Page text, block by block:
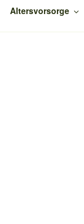
Altersvorsorge